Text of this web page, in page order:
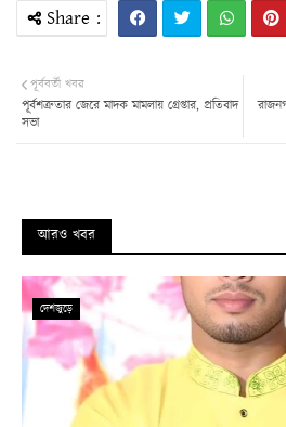
পূর্ববর্তী খবর
পূর্বশত্রুতার জেরে মাদক মামলায় গ্রেপ্তার, প্রতিবাদ
সভা
আরও খবর
দেশজুড়ে